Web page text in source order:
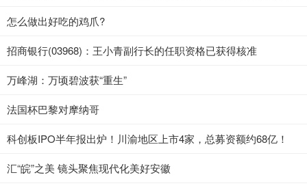
怎么做出好吃的鸡爪?
招商银行(03968)：王小青副行长的任职资格已获得核准
万峰湖：万顷碧波获“重生”
法国杯巴黎对摩纳哥
科创板IPO半年报出炉！川渝地区上市4家，总募资额约68亿！
汇“皖”之美 镜头聚焦现代化美好安徽